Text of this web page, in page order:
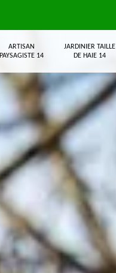
ARTISAN
PAYSAGISTE 14
JARDINIER TAILLE
DE HAIE 14